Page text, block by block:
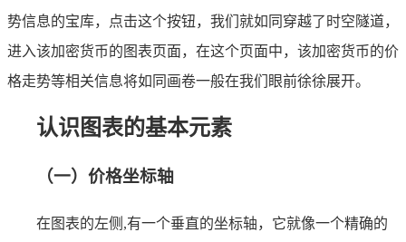
势信息的宝库，点击这个按钮，我们就如同穿越了时空隧道，
进入该加密货币的图表页面，在这个页面中，该加密货币的价
格走势等相关信息将如同画卷一般在我们眼前徐徐展开。
认识图表的基本元素
（一）价格坐标轴
在图表的左侧,有一个垂直的坐标轴，它就像一个精确的